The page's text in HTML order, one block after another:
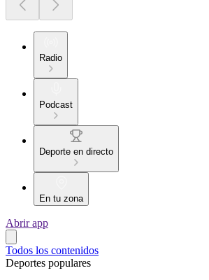
Radio
Podcast
Deporte en directo
En tu zona
Abrir app
Todos los contenidos
Deportes populares